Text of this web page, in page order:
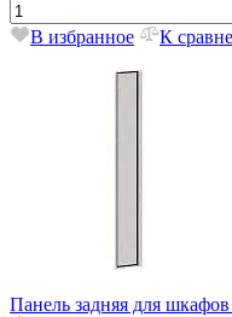
В избранное К
Панель задняя для